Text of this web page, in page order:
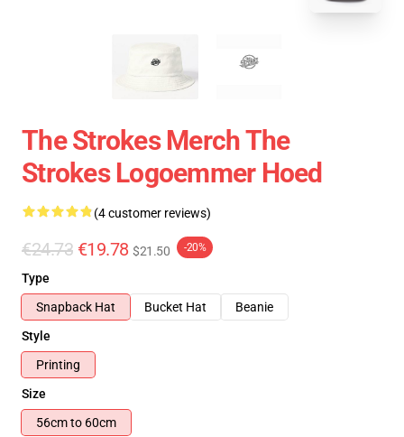
The Strokes Merch The
Strokes Logoemmer Hoed
(4 customer reviews)
€24.73 €19.78 $21.50 -20%
Type
Snapback Hat
Bucket Hat
Beanie
Style
Printing
Size
56cm to 60cm